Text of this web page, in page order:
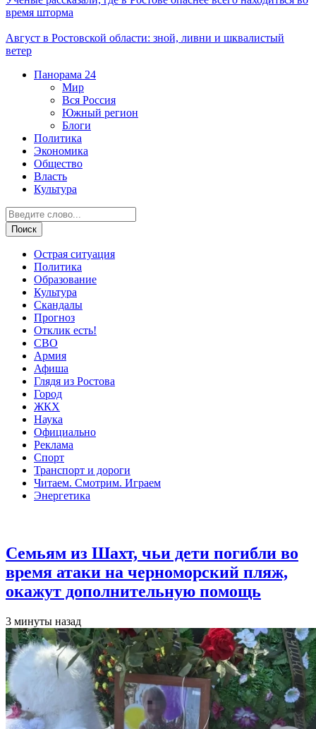
время шторма
Август в Ростовской области: зной, ливни и шквалистый
ветер
Панорама 24
Мир
Вся Россия
Южный регион
Блоги
Политика
Экономика
Общество
Власть
Культура
Острая ситуация
Политика
Образование
Культура
Скандалы
Прогноз
Отклик есть!
СВО
Армия
Афиша
Глядя из Ростова
Город
ЖКХ
Наука
Официально
Реклама
Спорт
Транспорт и дороги
Читаем. Смотрим. Играем
Энергетика
Семьям из Шахт, чьи дети погибли во
время атаки на черноморский пляж,
окажут дополнительную помощь
3 минуты назад